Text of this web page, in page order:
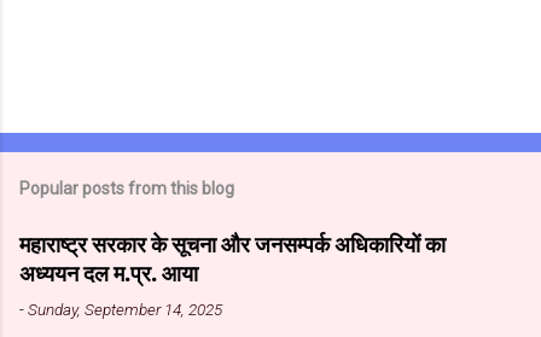
Popular posts from this blog
महाराष्ट्र सरकार के सूचना और जनसम्पर्क अधिकारियों का
अध्ययन दल म.प्र. आया
-Sunday, September 14, 2025